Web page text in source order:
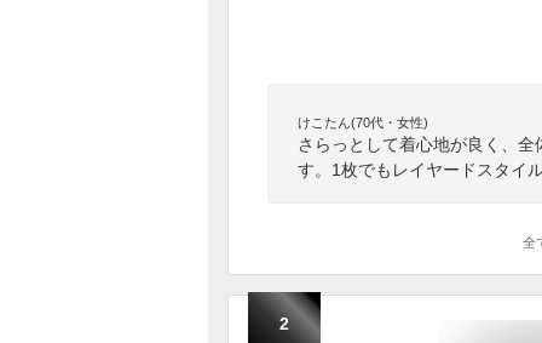
けこたん(70代・女性)
さらっとして着心地が良く、
す。1枚でもレイヤードスタイ
全
2